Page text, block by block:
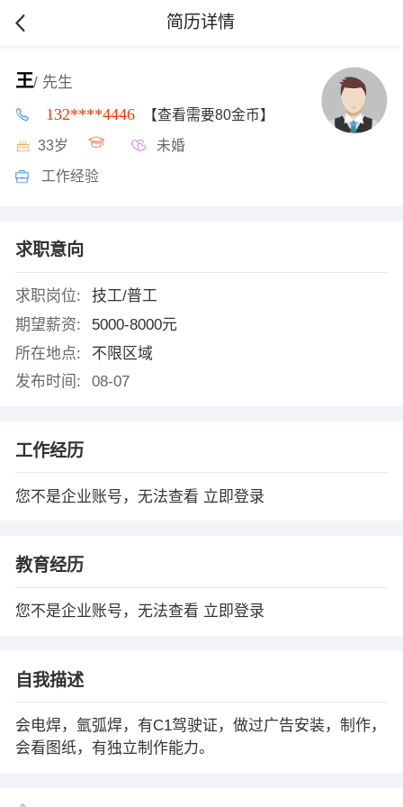
简历详情
王/ 先生
132****4446 【查看需要80金币】
33岁 未婚
工作经验
求职意向
求职岗位:
技工/普工
期望薪资:
5000-8000元
所在地点:
不限区域
发布时间:
08-07
工作经历
您不是企业账号，无法查看 立即登录
教育经历
您不是企业账号，无法查看 立即登录
自我描述
会电焊，氩弧焊，有C1驾驶证，做过广告安装，制作，
会看图纸，有独立制作能力。